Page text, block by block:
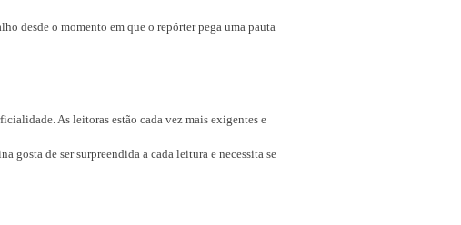
desde o momento em que o repórter pega uma pauta
As leitoras estão cada vez mais exigentes e
de ser surpreendida a cada leitura e necessita se